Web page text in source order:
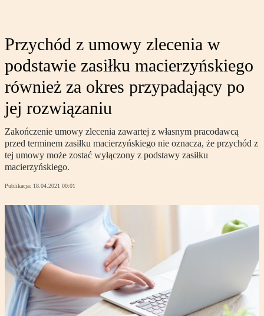
Przychód z umowy zlecenia w
podstawie zasiłku macierzyńskiego
również za okres przypadający po
jej rozwiązaniu
Zakończenie umowy zlecenia zawartej z własnym pracodawcą
przed terminem zasiłku macierzyńskiego nie oznacza, że przychód z
tej umowy może zostać wyłączony z podstawy zasiłku
macierzyńskiego.
Publikacja: 18.04.2021 00:01